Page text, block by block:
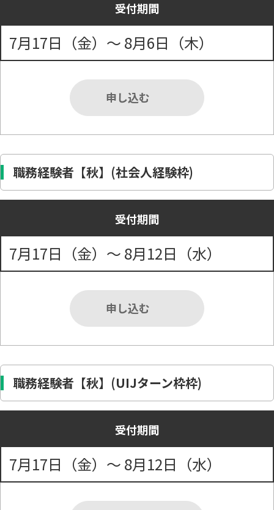
受付期間
7月17日（金）～ 8月6日（木）
申し込む
職務経験者【秋】(社会人経験枠)
受付期間
7月17日（金）～ 8月12日（水）
申し込む
職務経験者【秋】(UIJターン枠枠)
受付期間
7月17日（金）～ 8月12日（水）